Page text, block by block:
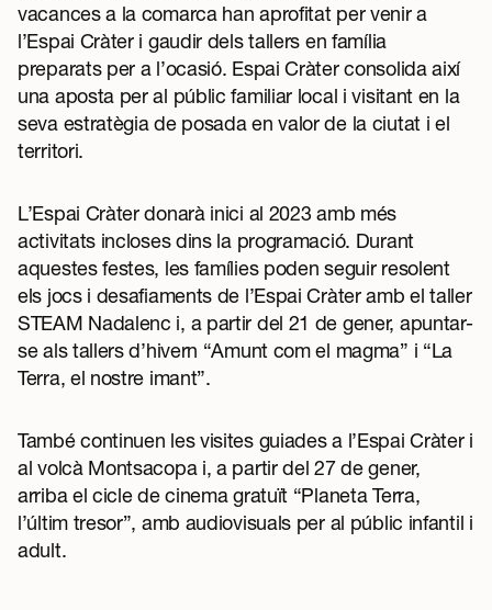
vacances a la comarca han aprofitat per venir a
l’Espai Cràter i gaudir dels tallers en família
preparats per a l’ocasió. Espai Cràter consolida així
una aposta per al públic familiar local i visitant en la
seva estratègia de posada en valor de la ciutat i el
territori.
L’Espai Cràter donarà inici al 2023 amb més
activitats incloses dins la programació. Durant
aquestes festes, les famílies poden seguir resolent
els jocs i desafiaments de l’Espai Cràter amb el taller
STEAM Nadalenc i, a partir del 21 de gener, apuntar-
se als tallers d’hivern “Amunt com el magma” i “La
Terra, el nostre imant”.
També continuen les visites guiades a l’Espai Cràter i
al volcà Montsacopa i, a partir del 27 de gener,
arriba el cicle de cinema gratuït “Planeta Terra,
l’últim tresor”, amb audiovisuals per al públic infantil i
adult.